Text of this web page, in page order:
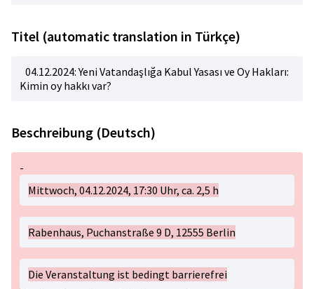
Titel (automatic translation in Türkçe)
04.12.2024: Yeni Vatandaşlığa Kabul Yasası ve Oy Hakları:
Kimin oy hakkı var?
Beschreibung (Deutsch)
-
Mittwoch, 04.12.2024, 17:30 Uhr, ca. 2,5 h
Rabenhaus, Puchanstraße 9 D, 12555 Berlin
Die Veranstaltung ist bedingt barrierefrei